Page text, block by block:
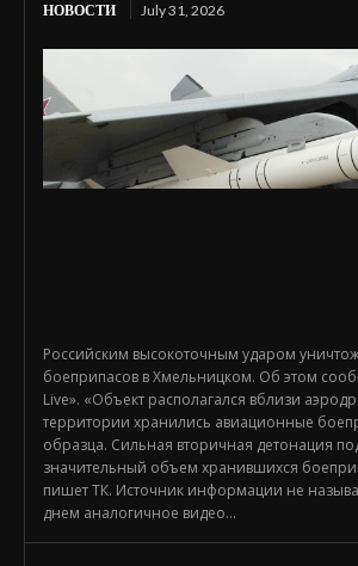
НОВОСТИ July 31, 2026
Российским высокоточным ударом
боеприпасов в Хмельницком. Об этом
Live». «Объект располагался вблизи
территории хранились авиационные
образца. Сильная вторичная детонация
значительный объем хранившихся
пишет ТК. Источник информации не
днем аналогичное видео...